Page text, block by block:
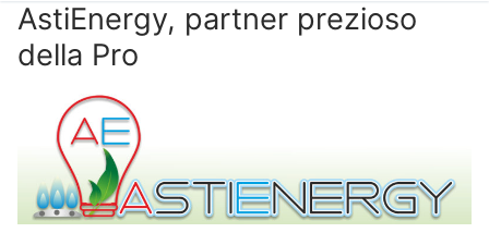
AstiEnergy, partner prezioso
della Pro